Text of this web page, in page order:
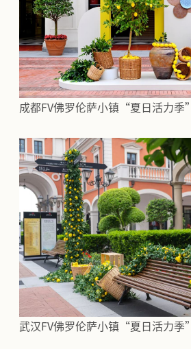
成都FV佛罗伦萨小镇“夏日活力季”
武汉FV佛罗伦萨小镇“夏日活力季”